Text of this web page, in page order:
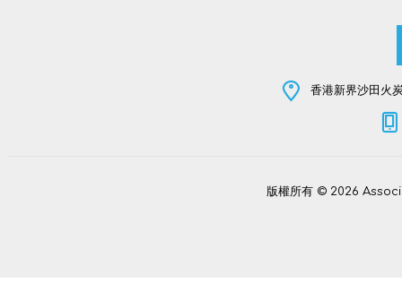
香港新界沙田火
版權所有 © 2026